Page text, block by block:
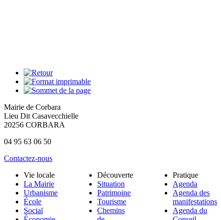
Mairie de Corbara
Lieu Dit Casavecchielle
20256 CORBARA
04 95 63 06 50
Contactez-nous
Vie locale
La Mairie
Urbanisme
École
Social
Découverte
Situation
Patrimoine
Tourisme
Chemins
Pratique
Agenda
Agenda des
manifestations
Agenda du